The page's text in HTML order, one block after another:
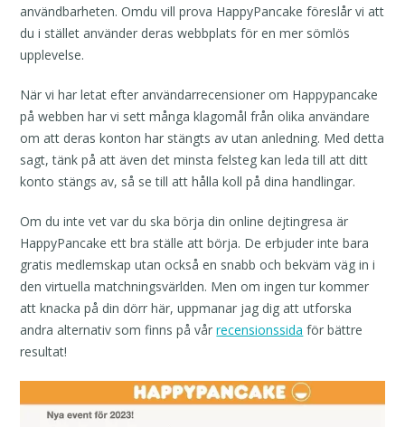
användbarheten. Omdu vill prova HappyPancake föreslår vi att
du i stället använder deras webbplats för en mer sömlös
upplevelse.
När vi har letat efter användarrecensioner om Happypancake
på webben har vi sett många klagomål från olika användare
om att deras konton har stängts av utan anledning. Med detta
sagt, tänk på att även det minsta felsteg kan leda till att ditt
konto stängs av, så se till att hålla koll på dina handlingar.
Om du inte vet var du ska börja din online dejtingresa är
HappyPancake ett bra ställe att börja. De erbjuder inte bara
gratis medlemskap utan också en snabb och bekväm väg in i
den virtuella matchningsvärlden. Men om ingen tur kommer
att knacka på din dörr här, uppmanar jag dig att utforska
andra alternativ som finns på vårrecensionssida för bättre
resultat!